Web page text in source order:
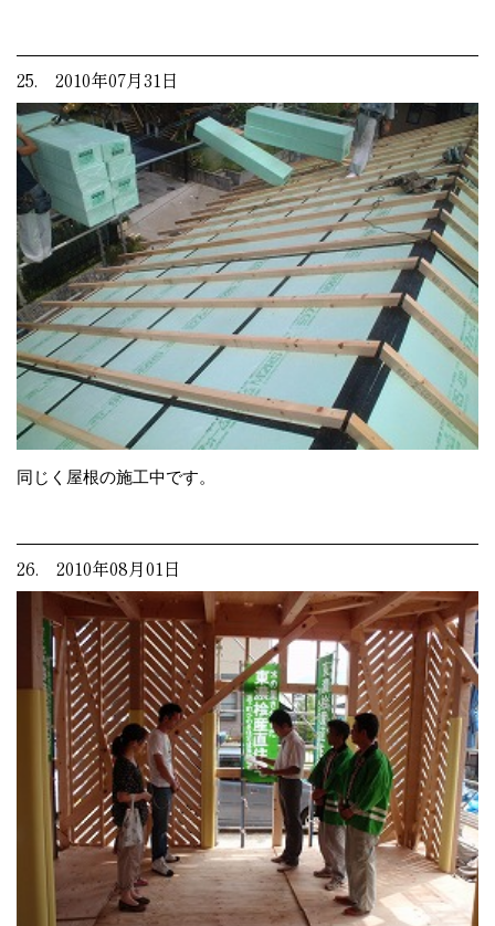
25. 2010年07月31日
同じく屋根の施工中です。
26. 2010年08月01日